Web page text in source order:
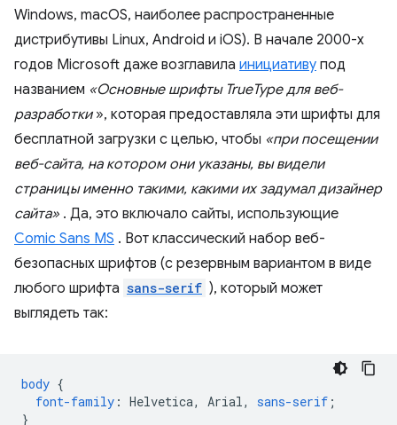
Windows, macOS, наиболее распространенные
дистрибутивы Linux, Android и iOS). В начале 2000-х
годов Microsoft даже возглавила инициативу под
названием «Основные шрифты TrueType для веб-
разработки», которая предоставляла эти шрифты для
бесплатной загрузки с целью, чтобы «при посещении
веб-сайта, на котором они указаны, вы видели
страницы именно такими, какими их задумал дизайнер
сайта» . Да, это включало сайты, использующие
Comic Sans MS . Вот классический набор веб-
безопасных шрифтов (с резервным вариантом в виде
любого шрифта sans-serif ), который может
выглядеть так:
body {
font-family : Helvetica, Arial, sans-serif ;
}